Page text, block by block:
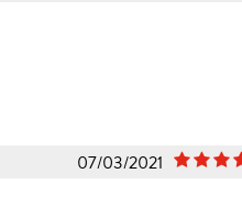
07/03/2021